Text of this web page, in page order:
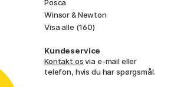
Posca
Winsor & Newton
Visa alle (160)
Kundeservice
Kontakt osvia e-mail eller
telefon, hvis du har spørgsmål.